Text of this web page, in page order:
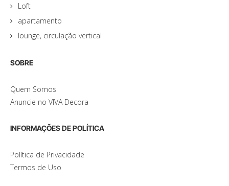
Loft
apartamento
lounge, circulação vertical
SOBRE
Quem Somos
Anuncie no VIVA Decora
INFORMAÇÕES DE POLÍTICA
Política de Privacidade
Termos de Uso